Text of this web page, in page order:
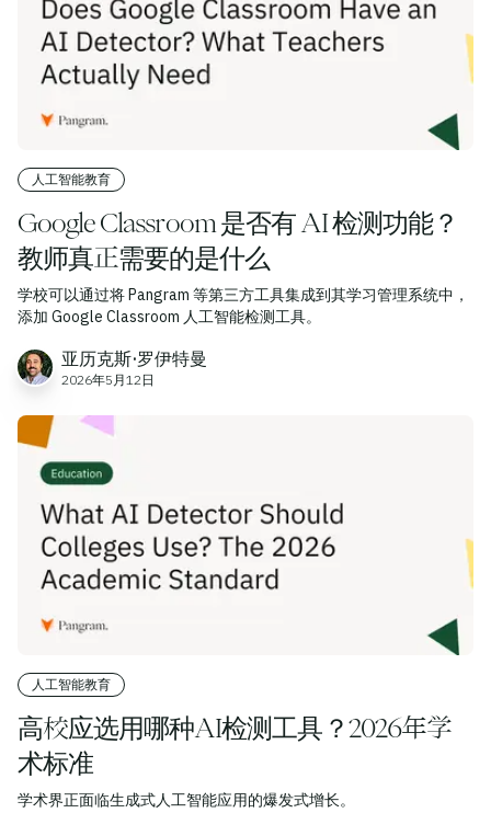
人工智能教育
Google Classroom 是否有 AI 检测功能？
教师真正需要的是什么
学校可以通过将 Pangram 等第三方工具集成到其学习管理系统中，
添加 Google Classroom 人工智能检测工具。
亚历克斯·罗伊特曼
2026年5月12日
人工智能教育
高校应选用哪种AI检测工具？2026年学
术标准
学术界正面临生成式人工智能应用的爆发式增长。